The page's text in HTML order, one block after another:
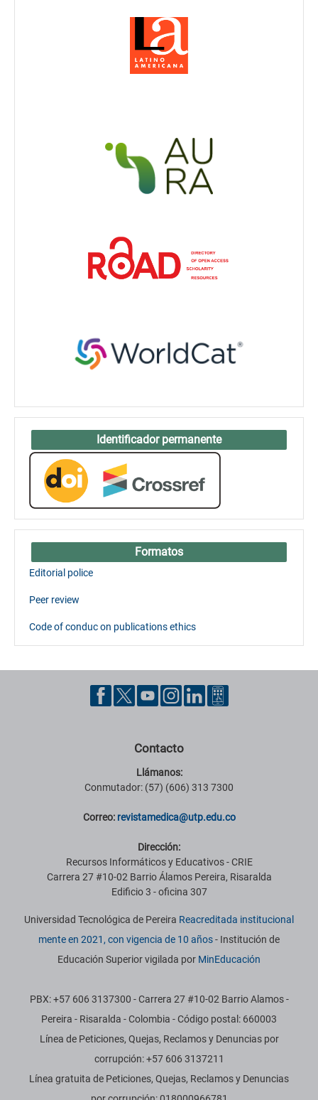
Identificador permanente
Formatos
Editorial police
Peer review
Code of conduc on publications ethics
Contacto
Llámanos:
Conmutador: (57) (606) 313 7300
Correo: revistamedica@utp.edu.co
Dirección:
Recursos Informáticos y Educativos - CRIE
Carrera 27 #10-02 Barrio Álamos Pereira, Risaralda
Edificio 3 - oficina 307
Universidad Tecnológica de Pereira Reacreditada institucional
mente en 2021, con vigencia de 10 años- Institución de
Educación Superior vigilada por MinEducación
PBX: +57 606 3137300 - Carrera 27 #10-02 Barrio Alamos -
Pereira - Risaralda - Colombia - Código postal: 660003
Línea de Peticiones, Quejas, Reclamos y Denuncias por
corrupción: +57 606 3137211
Línea gratuita de Peticiones, Quejas, Reclamos y Denuncias